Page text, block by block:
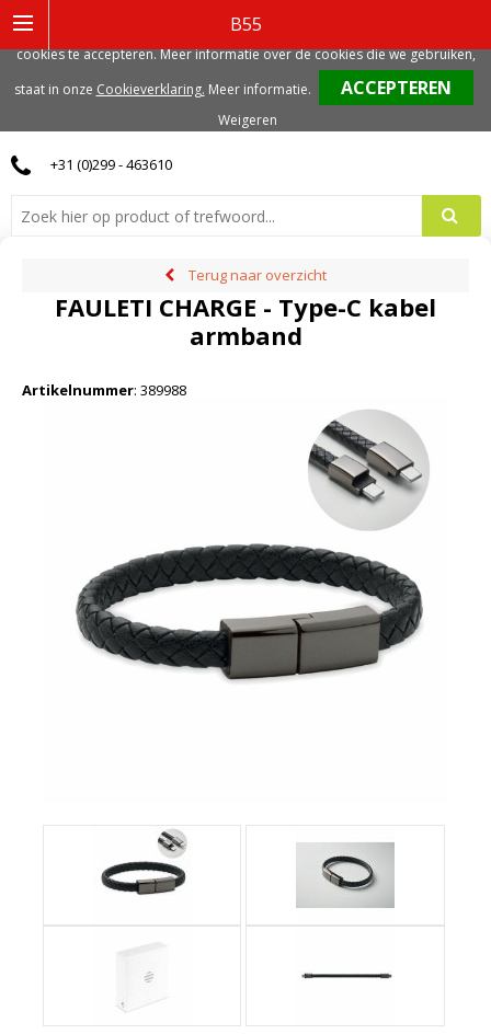
B55
0
+31 (0)299 - 463610
Terug naar overzicht
FAULETI CHARGE - Type-C kabel
armband
Artikelnummer: 389988
gerelateerde cookies. Voor de beste gebruikerservaring, adviseren we deze
cookies te accepteren. Meer informatie over de cookies die we gebruiken,
staat in onze Cookieverklaring. Meer informatie.
Weigeren